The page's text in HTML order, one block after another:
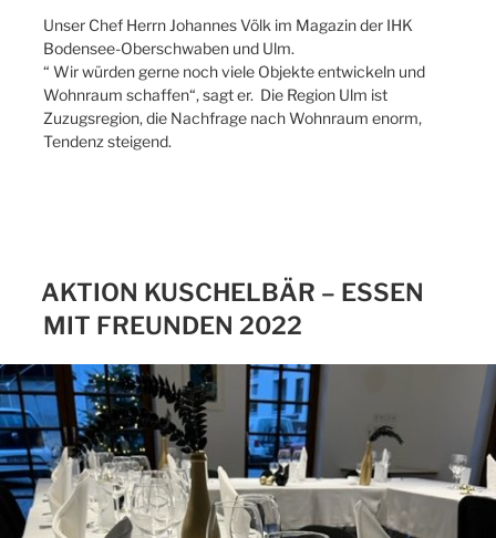
Unser Chef Herrn Johannes Völk im Magazin der IHK
Bodensee-Oberschwaben und Ulm.
“ Wir würden gerne noch viele Objekte entwickeln und
Wohnraum schaffen“, sagt er. Die Region Ulm ist
Zuzugsregion, die Nachfrage nach Wohnraum enorm,
Tendenz steigend.
AKTION KUSCHELBÄR – ESSEN
MIT FREUNDEN 2022